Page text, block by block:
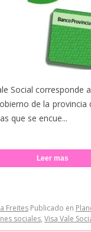
Social corresponde
de la provincia
que se encue...
Leer mas
Freites Publicado en
sociales, Visa Vale